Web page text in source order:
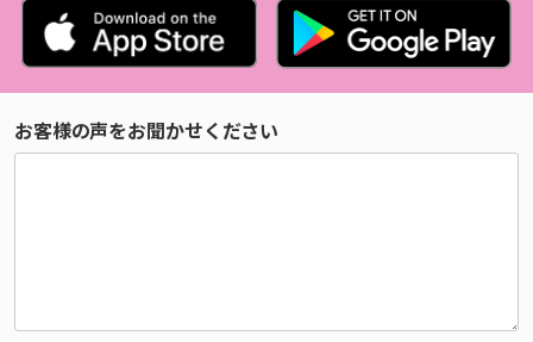
お客様の声をお聞かせください